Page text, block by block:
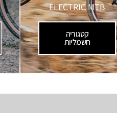
ELECTRIC MTB
קטגוריה
חשמליות